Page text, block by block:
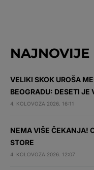
NAJNOVIJE
VELIKI SKOK UROŠA
BEOGRADU: DESETI JE
4. KOLOVOZA 2026. 16:11
NEMA VIŠE ČEKANJA!
STORE
4. KOLOVOZA 2026. 12:07